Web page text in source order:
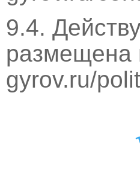
9.4.
размещена
gyrov.ru/